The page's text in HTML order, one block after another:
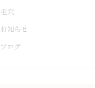
毛穴
お知らせ
ブログ